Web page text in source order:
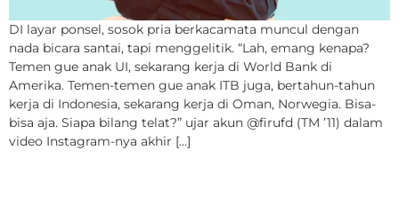
DI layar ponsel, sosok pria berkacamata muncul dengan
nada bicara santai, tapi menggelitik. “Lah, emang kenapa?
Temen gue anak UI, sekarang kerja di World Bank di
Amerika. Temen-temen gue anak ITB juga, bertahun-tahun
kerja di Indonesia, sekarang kerja di Oman, Norwegia. Bisa-
bisa aja. Siapa bilang telat?” ujar akun @firufd (TM ’11) dalam
video Instagram-nya akhir […]